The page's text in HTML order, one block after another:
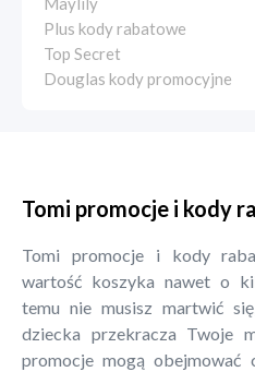
Plus kody rabatowe
Top Secret
Douglas kody promocyjne
Tomi promocje i kody
Tomi promocje i kody
wartość koszyka nawet o
temu nie musisz martwić
dziecka przekracza Twoje
promocje mogą obejmować